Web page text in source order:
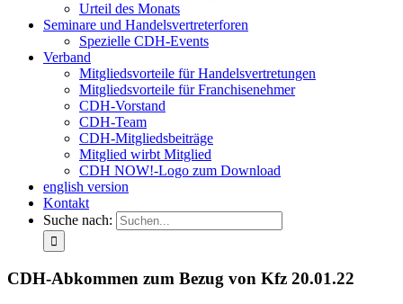
Urteil des Monats
Seminare und Handelsvertreterforen
Spezielle CDH-Events
Verband
Mitgliedsvorteile für Handelsvertretungen
Mitgliedsvorteile für Franchisenehmer
CDH-Vorstand
CDH-Team
CDH-Mitgliedsbeiträge
Mitglied wirbt Mitglied
CDH NOW!-Logo zum Download
english version
Kontakt
Suche nach:
CDH-Abkommen zum Bezug von Kfz 20.01.22